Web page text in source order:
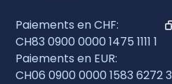
Paiements en CHF:
CH83 0900 0000 1475 1111 1
Paiements en EUR:
CH06 0900 0000 1583 6272 3